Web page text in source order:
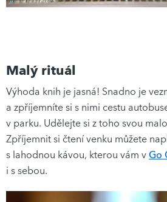
Malý rituál
Výhoda knih je jasná! Snadno je
a zpříjemníte si s nimi cestu
v parku. Udělejte si z toho svou
Zpříjemnit si čtení venku můžete
s lahodnou kávou, kterou vám vGo
i s sebou.